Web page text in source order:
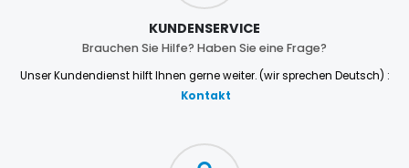
KUNDENSERVICE
Brauchen Sie Hilfe? Haben Sie eine Frage?
Unser Kundendienst hilft Ihnen gerne weiter. (wir sprechen Deutsch) :
Kontakt